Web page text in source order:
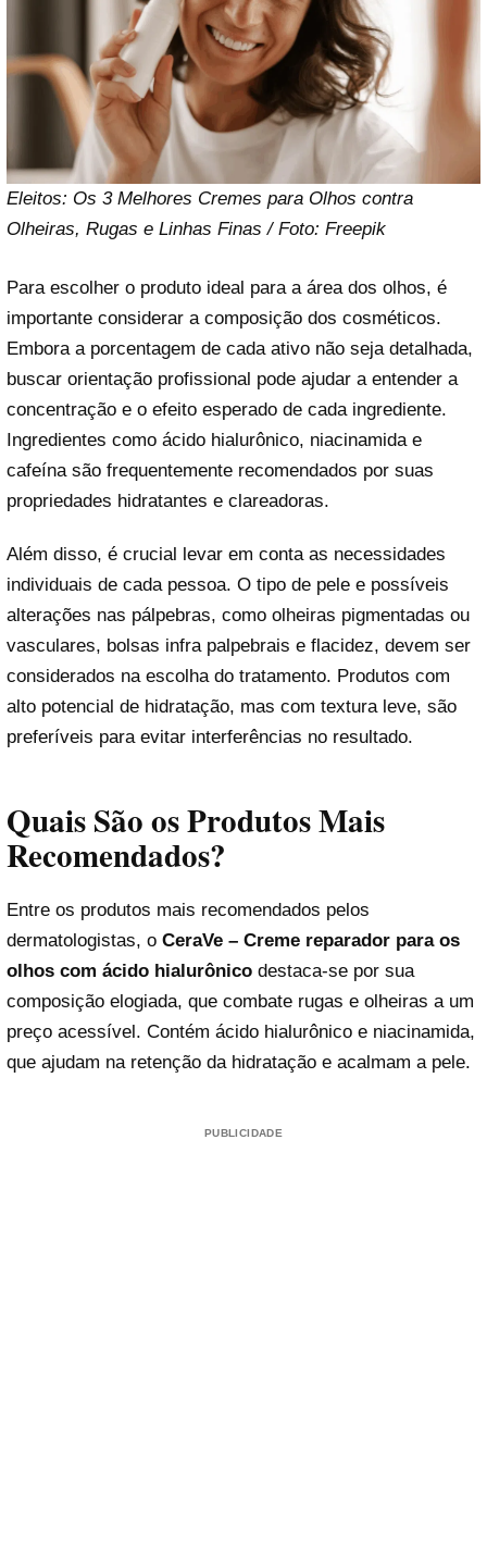
Eleitos: Os 3 Melhores Cremes para Olhos contra
Olheiras, Rugas e Linhas Finas / Foto: Freepik
Para escolher o produto ideal para a área dos olhos, é
importante considerar a composição dos cosméticos.
Embora a porcentagem de cada ativo não seja detalhada,
buscar orientação profissional pode ajudar a entender a
concentração e o efeito esperado de cada ingrediente.
Ingredientes como ácido hialurônico, niacinamida e
cafeína são frequentemente recomendados por suas
propriedades hidratantes e clareadoras.
Além disso, é crucial levar em conta as necessidades
individuais de cada pessoa. O tipo de pele e possíveis
alterações nas pálpebras, como olheiras pigmentadas ou
vasculares, bolsas infra palpebrais e flacidez, devem ser
considerados na escolha do tratamento. Produtos com
alto potencial de hidratação, mas com textura leve, são
preferíveis para evitar interferências no resultado.
Quais São os Produtos Mais
Recomendados?
Entre os produtos mais recomendados pelos
dermatologistas, o CeraVe – Creme reparador para os
olhos com ácido hialurônico destaca-se por sua
composição elogiada, que combate rugas e olheiras a um
preço acessível. Contém ácido hialurônico e niacinamida,
que ajudam na retenção da hidratação e acalmam a pele.
PUBLICIDADE